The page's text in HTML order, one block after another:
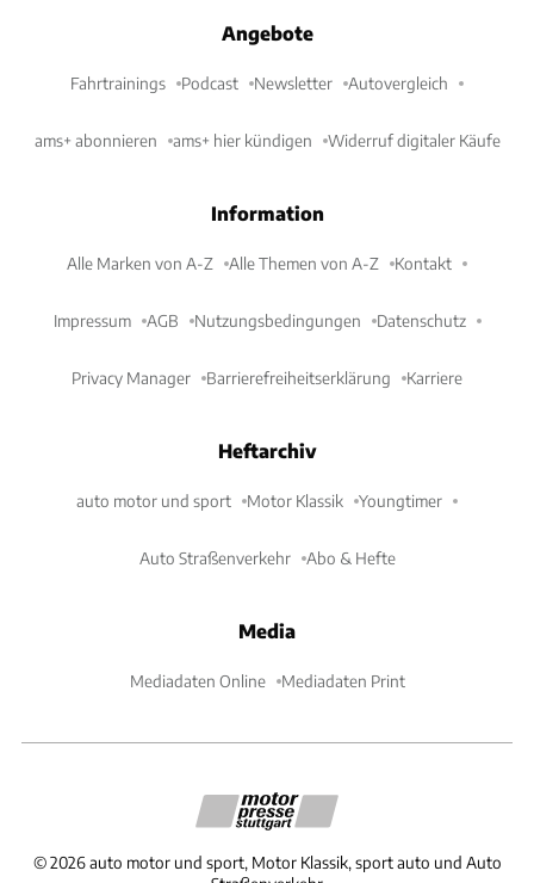
Angebote
Fahrtrainings Podcast Newsletter Autovergleich
ams+ abonnieren ams+ hier kündigen Widerruf digitaler Käufe
Information
Alle Marken von A-Z Alle Themen von A-Z Kontakt
Impressum AGB Nutzungsbedingungen Datenschutz
Privacy Manager Barrierefreiheitserklärung Karriere
Heftarchiv
auto motor und sport Motor Klassik Youngtimer
Auto Straßenverkehr Abo & Hefte
Media
Mediadaten Online Mediadaten Print
©2026 auto motor und sport, Motor Klassik, sport auto und Auto